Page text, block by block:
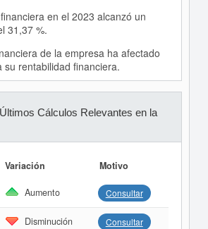
en el 2023 alcanzó un
31,37 %.
de la empresa ha afectado
su rentabilidad financiera.
Cálculos Relevantes en la
Variación Motivo
Aumento Consultar
Disminución Consultar